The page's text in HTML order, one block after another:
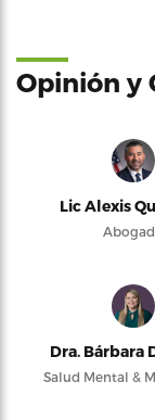
Opinión y
Lic Alexis
Dra. Bárbara
Salud Mental &